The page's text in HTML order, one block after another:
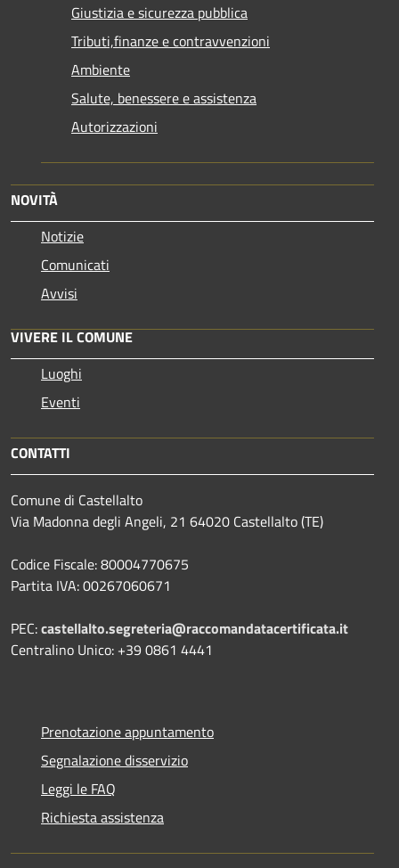
Giustizia e sicurezza pubblica
Tributi,finanze e contravvenzioni
Ambiente
Salute, benessere e assistenza
Autorizzazioni
NOVITÀ
Notizie
Comunicati
Avvisi
VIVERE IL COMUNE
Luoghi
Eventi
CONTATTI
Comune di Castellalto
Via Madonna degli Angeli, 21 64020 Castellalto (TE)
Codice Fiscale: 80004770675
Partita IVA: 00267060671
PEC:castellalto.segreteria@raccomandatacertificata.it
Centralino Unico: +39 0861 4441
Prenotazione appuntamento
Segnalazione disservizio
Leggi le FAQ
Richiesta assistenza